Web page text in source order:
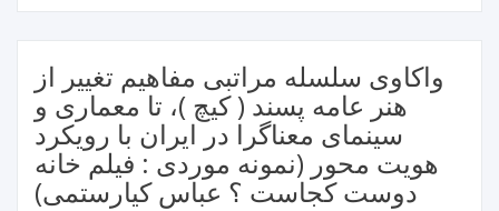
واکاوی سلسله مراتبی مفاهیم تغییر از
هنر عامه پسند ( کیچ )، تا معماری و
سینمای معناگرا در ایران با رویکرد
هویت محور (نمونه موردی : فیلم خانه
دوست کجاست ؟ عباس کیارستمی)